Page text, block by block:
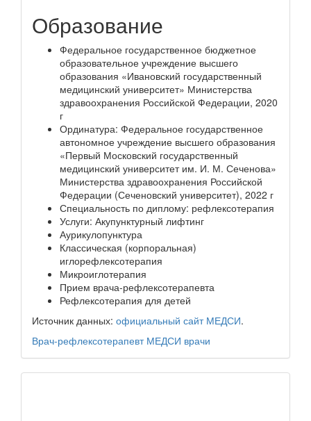
Образование
Федеральное государственное бюджетное
образовательное учреждение высшего
образования «Ивановский государственный
медицинский университет» Министерства
здравоохранения Российской Федерации, 2020
г
Ординатура: Федеральное государственное
автономное учреждение высшего образования
«Первый Московский государственный
медицинский университет им. И. М. Сеченова»
Министерства здравоохранения Российской
Федерации (Сеченовский университет), 2022 г
Специальность по диплому: рефлексотерапия
Услуги: Акупунктурный лифтинг
Аурикулопунктура
Классическая (корпоральная)
иглорефлексотерапия
Микроиглотерапия
Прием врача-рефлексотерапевта
Рефлексотерапия для детей
Источник данных: официальный сайт МЕДСИ.
Врач-рефлексотерапевт МЕДСИ врачи